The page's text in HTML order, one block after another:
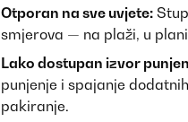
Otporan na sve uvjete:
smjerova — na plaži, u
Lako dostupan izvor
punjenje i spajanje
pakiranje.